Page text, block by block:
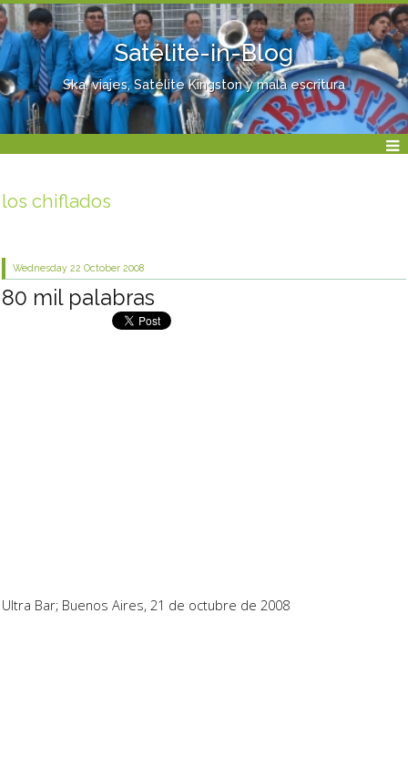
Satélite-in-Blog
Ska, viajes, Satélite Kingston y mala escritura
los chiflados
Wednesday 22 October 2008
80 mil palabras
Ultra Bar; Buenos Aires, 21 de octubre de 2008